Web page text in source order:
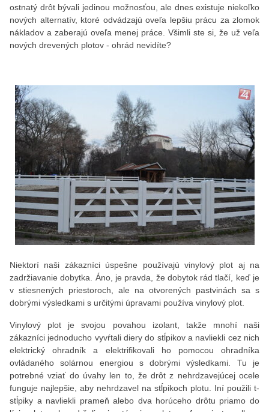
ostnatý drôt bývali jedinou možnosťou, ale dnes existuje niekoľko
nových alternatív, ktoré odvádzajú oveľa lepšiu prácu za zlomok
nákladov a zaberajú oveľa menej práce. Všimli ste si, že už veľa
nových drevených plotov - ohrád nevidíte?
Niektorí naši zákazníci úspešne používajú vinylový plot aj na
zadržiavanie dobytka. Áno, je pravda, že dobytok rád tlačí, keď je
v stiesnených priestoroch, ale na otvorených pastvinách sa s
dobrými výsledkami s určitými úpravami používa vinylový plot.
Vinylový plot je svojou povahou izolant, takže mnohí naši
zákazníci jednoducho vyvŕtali diery do stĺpikov a navliekli cez nich
elektrický ohradník a elektrifikovali ho pomocou ohradníka
ovládaného solárnou energiou s dobrými výsledkami. Tu je
potrebné vziať do úvahy len to, že drôt z nehrdzavejúcej ocele
funguje najlepšie, aby nehrdzavel na stĺpikoch plotu. Iní použili t-
stĺpiky a navliekli prameň alebo dva horúceho drôtu priamo do